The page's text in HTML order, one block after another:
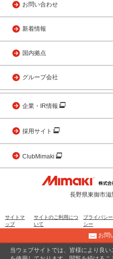
お問い合わせ
新着情報
国内拠点
グループ会社
企業・IR情報
採用サイト
ClubMimaki
長野県東御市
サイトマ
ップ
サイトのご利用につ
いて
プライバシ
シー
© 2001 MIMAKI
お問
当ウェブサイトでは、皆様により良